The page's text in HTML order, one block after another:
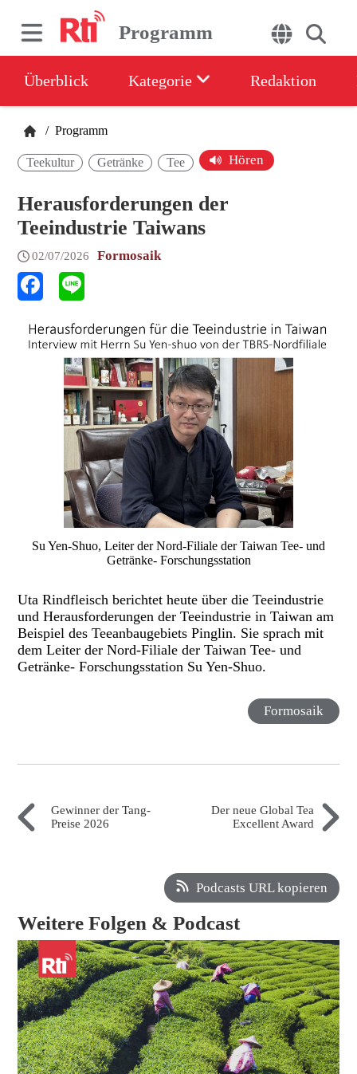
Programm
Überblick Kategorie Redaktion
/ Programm
Teekultur Getränke Tee Hören
Herausforderungen der
Teeindustrie Taiwans
02/07/2026 Formosaik
Su Yen-Shuo, Leiter der Nord-Filiale der Taiwan Tee- und
Getränke- Forschungsstation
Uta Rindfleisch berichtet heute über die Teeindustrie
und Herausforderungen der Teeindustrie in Taiwan am
Beispiel des Teeanbaugebiets Pinglin. Sie sprach mit
dem Leiter der Nord-Filiale der Taiwan Tee- und
Getränke- Forschungsstation Su Yen-Shuo.
Formosaik
Gewinner der Tang-
Preise 2026
Der neue Global Tea
Excellent Award
Podcasts URL kopieren
Weitere Folgen & Podcast